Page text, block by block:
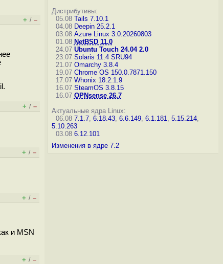
+ / –
+ / –
+ / –
+ / –
и MSN
+ / –
Дистрибутивы:
05.08 Tails 7.10.1
04.08 Deepin 25.2.1
03.08 Azure Linux 3.0.20260803
01.08 NetBSD 11.0
24.07 Ubuntu Touch 24.04 2.0
23.07 Solaris 11.4 SRU94
21.07 Omarchy 3.8.4
19.07 Chrome OS 150.0.7871.150
17.07 Whonix 18.2.1.9
16.07 SteamOS 3.8.15
16.07 OPNsense 26.7
Актуальные ядра Linux:
06.08 7.1.7, 6.18.43, 6.6.149, 6.1.181, 5.15.214,
5.10.263
03.08 6.12.101
Изменения в ядре 7.2